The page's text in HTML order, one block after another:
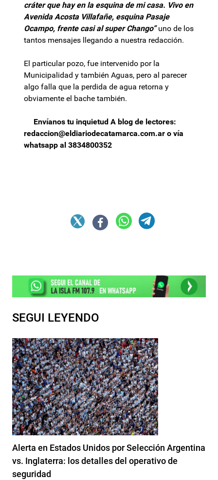
cráter que hay en la esquina de mi casa. Vivo en
Avenida Acosta Villafañe, esquina Pasaje
Ocampo, frente casi al super Chango”uno de los
tantos mensajes llegando a nuestra redacción.
El particular pozo, fue intervenido por la
Municipalidad y también Aguas, pero al parecer
algo falla que la perdida de agua retorna y
obviamente el bache también.
Envíanos tu inquietud A blog de lectores:
redaccion@eldiariodecatamarca.com.ar o vía
whatsapp al 3834800352
SEGUI LEYENDO
Alerta en Estados Unidos por Selección Argentina
vs. Inglaterra: los detalles del operativo de
seguridad